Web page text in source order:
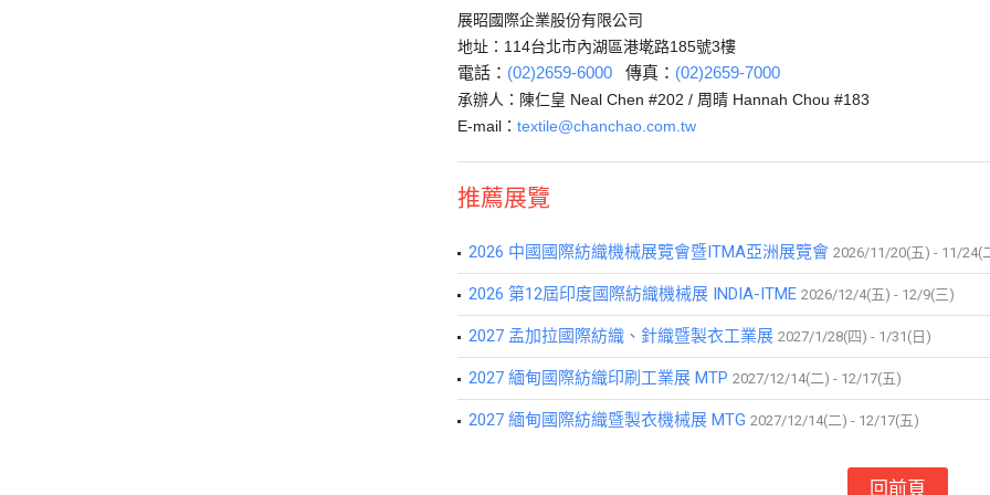
展昭國際企業股份有限公司
地址：114台北市內湖區港墘路185號3樓
電話： (02)2659-6000 傳真： (02)2659-7000
承辦人：陳仁皇 Neal Chen #202 / 周晴 Hannah Chou #183
E-mail ：textile@chanchao.com.tw
推薦展覽
2026 中國國際紡織機械展覽會暨ITMA亞洲展覽會 2026/11/20(五) - 11/24(
2026 第12屆印度國際紡織機械展 INDIA-ITME 2026/12/4(五) - 12/9(三)
2027 孟加拉國際紡織、針織暨製衣工業展 2027/1/28(四) - 1/31(日)
2027 緬甸國際紡織印刷工業展 MTP 2027/12/14(二) - 12/17(五)
2027 緬甸國際紡織暨製衣機械展 MTG 2027/12/14(二) - 12/17(五)
回前頁